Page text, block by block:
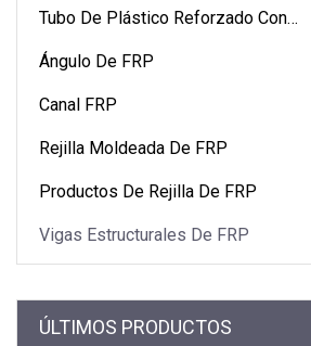
Tubo De Plástico Reforzado Con
Fibra
Ángulo De FRP
Canal FRP
Rejilla Moldeada De FRP
Productos De Rejilla De FRP
Vigas Estructurales De FRP
ÚLTIMOS PRODUCTOS